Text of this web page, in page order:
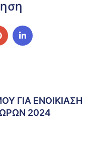
ΓΙΑ ΕΝΟΙΚΙΑΣΗ
2024